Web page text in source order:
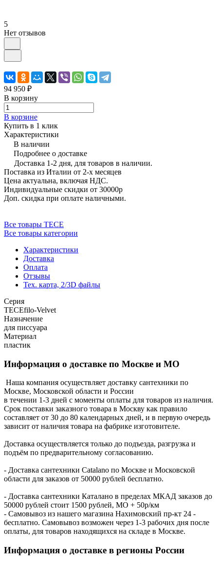
5
Нет отзывов
94 950 ₽
В корзину
В корзине
Купить в 1 клик
Характеристики
В наличии
Подробнее о доставке
Доставка 1-2 дня, для товаров в наличии.
Поставка из Италии от 2-х месяцев
Цена актуальна, включая НДС.
Индивидуальные скидки от 30000р
Доп. скидка при оплате наличными.
Все товары TECE
Все товары категории
Характеристики
Доставка
Оплата
Отзывы
Тех. карта, 2/3D файлы
Серия
TECEfilo-Velvet
Назначение
для писсуара
Материал
пластик
Информация о доставке по Москве и МО
Наша компания осуществляет доставку сантехники по
Москве, Московской области и России
в течении 1-3 дней с моменты оплаты для товаров из наличия.
Срок поставки заказного товара в Москву как правило
составляет от 30 до 80 календарных дней, и в первую очередь
зависит от наличия товара на фабрике изготовителе.
Доставка осуществляется только до подъезда, разгрузка и
подъём по предварительному согласованию.
- Доставка сантехники Catalano по Москве и Московской
области для заказов от 50000 рублей бесплатно.
- Доставка сантехники Каталано в пределах МКАД заказов до
50000 рублей стоит 1500 рублей, МО + 50р/км
- Самовывоз из нашего магазина Нахимовский пр-кт 24 -
бесплатно. Самовывоз возможен через 1-3 рабочих дня после
оплаты, для товаров находящихся на складе в Москве.
Информация о доставке в регионы России